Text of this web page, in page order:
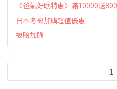
《爸氣好眠特惠》滿10000送800
日本冬被加購超值優惠
被胎加購